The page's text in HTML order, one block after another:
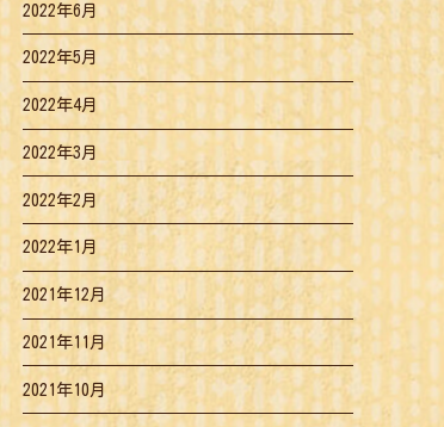
2022年6月
2022年5月
2022年4月
2022年3月
2022年2月
2022年1月
2021年12月
2021年11月
2021年10月